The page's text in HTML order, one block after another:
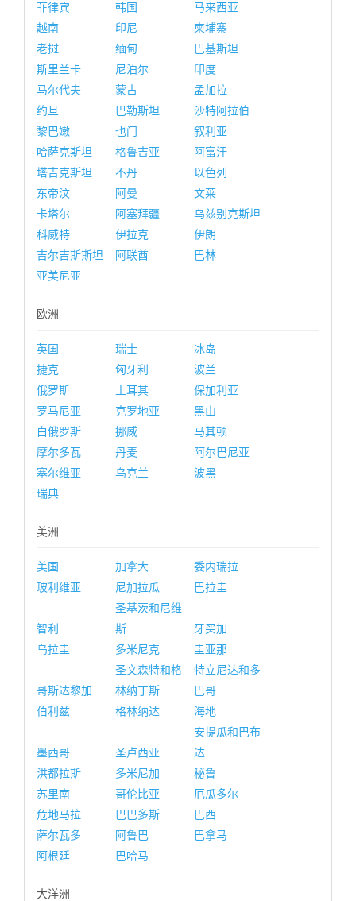
菲律宾
韩国
马来西亚
越南
印尼
柬埔寨
老挝
缅甸
巴基斯坦
斯里兰卡
尼泊尔
印度
马尔代夫
蒙古
孟加拉
约旦
巴勒斯坦
沙特阿拉伯
黎巴嫩
也门
叙利亚
哈萨克斯坦
格鲁吉亚
阿富汗
塔吉克斯坦
不丹
以色列
东帝汶
阿曼
文莱
卡塔尔
阿塞拜疆
乌兹别克斯坦
科威特
伊拉克
伊朗
吉尔吉斯斯坦
阿联酋
巴林
亚美尼亚
欧洲
英国 瑞士
冰岛
捷克
匈牙利
波兰
俄罗斯
土耳其
保加利亚
罗马尼亚
克罗地亚
黑山
白俄罗斯
挪威
马其顿
摩尔多瓦
丹麦
阿尔巴尼亚
塞尔维亚
乌克兰
波黑
瑞典
美洲
美国 加拿大
委内瑞拉
玻利维亚
尼加拉瓜 巴拉圭
智利
圣基茨和尼维
斯
牙买加
乌拉圭
多米尼克 圭亚那
哥斯达黎加
圣文森特和格
林纳丁斯
特立尼达和多
巴哥
伯利兹
格林纳达 海地
墨西哥 圣卢西亚
安提瓜和巴布
达
洪都拉斯
多米尼加
秘鲁
苏里南
哥伦比亚
厄瓜多尔
危地马拉
巴巴多斯
巴西
萨尔瓦多
阿鲁巴
巴拿马
阿根廷
巴哈马
大洋洲